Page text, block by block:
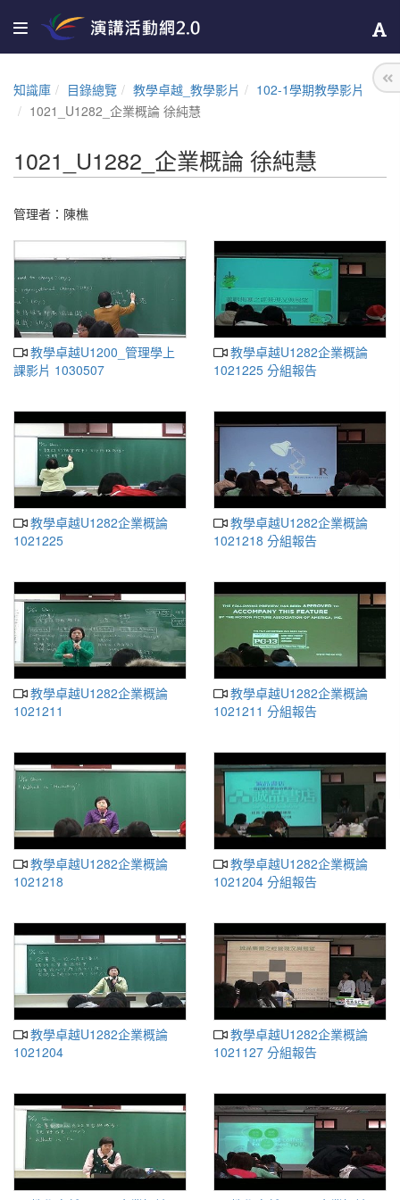
知識庫 目錄總覽 教學卓越_教學影片
102-1學期教學影片
1021_U1282_企業概論 徐純慧
1021_U1282_企業概論 徐純慧
管理者： 陳樵
教學卓越U1200_管理學上
課影片 1030507
教學卓越U1282企業概論
1021225 分組報告
教學卓越U1282企業概論
1021225
教學卓越U1282企業概論
1021218 分組報告
教學卓越U1282企業概論
1021211
教學卓越U1282企業概論
1021211 分組報告
教學卓越U1282企業概論
1021218
教學卓越U1282企業概論
1021204 分組報告
教學卓越U1282企業概論
1021204
教學卓越U1282企業概論
1021127 分組報告